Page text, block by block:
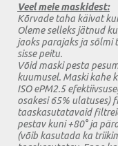
Veel meie maskidest:
Kõrvade taha käivat
Oleme selleks jätnud
jaoks parajaks ja sõlmi
sisse peitu.
Võid maski pesta
kuumusel. Maski kahe
ISO ePM2.5
osakesi 65%
taaskasutatavaid
pestav kuni +80° ja
(võib kasutada ka